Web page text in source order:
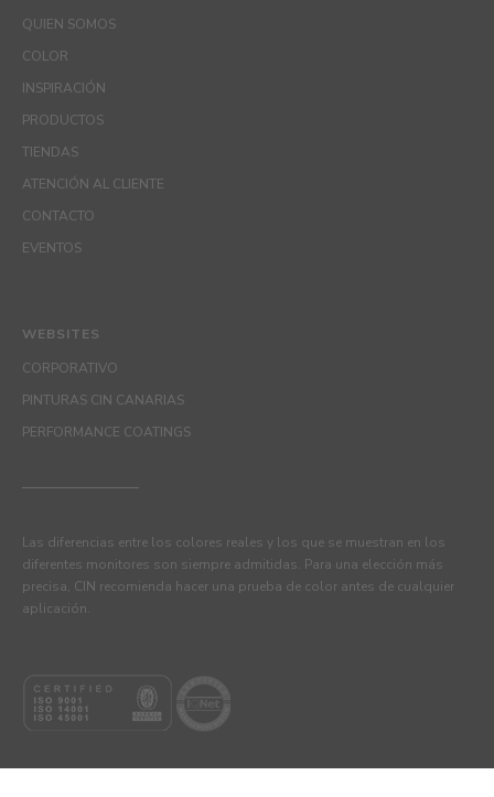
QUIEN SOMOS
COLOR
INSPIRACIÓN
PRODUCTOS
TIENDAS
ATENCIÓN AL CLIENTE
CONTACTO
EVENTOS
WEBSITES
CORPORATIVO
PINTURAS CIN CANARIAS
PERFORMANCE COATINGS
Las diferencias entre los colores reales y los que se muestran en los
diferentes monitores son siempre admitidas. Para una elección más
precisa, CIN recomienda hacer una prueba de color antes de cualquier
aplicación.